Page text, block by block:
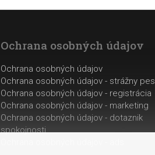
Ochrana osobných údajov
Ochrana osobných údajov
Ochrana osobných údajov - strážny pes
Ochrana osobných údajov - registrácia
Ochrana osobných údajov - marketing
Ochrana osobných údajov - dotaznik
spokojnosti